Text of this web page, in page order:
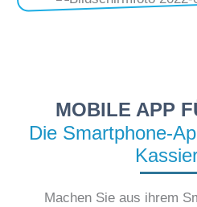
MOBILE APP
Die Smartphone-
Machen Sie aus ihrem